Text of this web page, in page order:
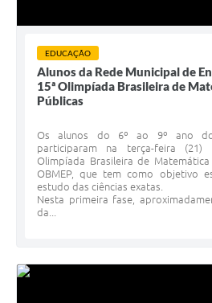
EDUCAÇÃO
Alunos da Rede Municipal de
15ª Olimpíada Brasileira de
Públicas
Os alunos do 6º ao 9º ano do
participaram na terça-feira
Olimpíada Brasileira de
OBMEP, que tem como objetivo
estudo das ciências exatas.
Nesta primeira fase,
da...